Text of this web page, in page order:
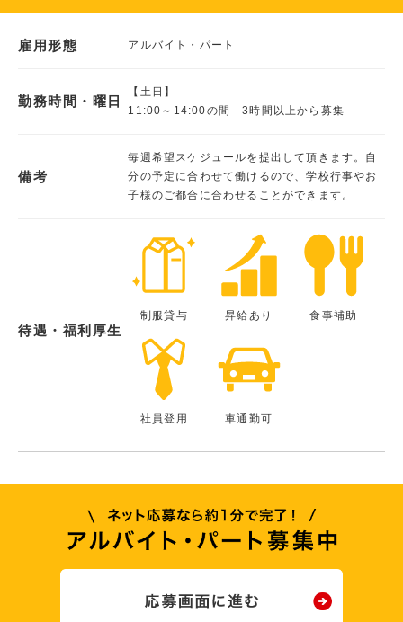
雇用形態 アルバイト・パート
勤務時間・曜日
【土日】
11:00～14:00の間 3時間以上から募集
備考
毎週希望スケジュールを提出して頂きます。自
分の予定に合わせて働けるので、学校行事やお
子様のご都合に合わせることができます。
待遇・福利厚生
制服貸与 昇給あり 食事補助
社員登用 車通勤可